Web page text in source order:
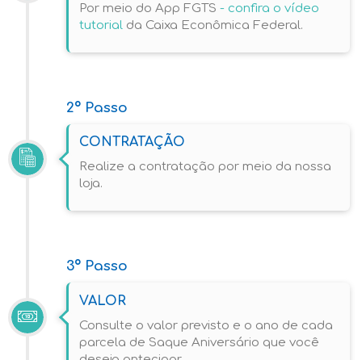
Por meio do App FGTS - confira o vídeo
tutorialda Caixa Econômica Federal.
2º Passo
CONTRATAÇÃO
Realize a contratação por meio da nossa
loja.
3º Passo
VALOR
Consulte o valor previsto e o ano de cada
parcela de Saque Aniversário que você